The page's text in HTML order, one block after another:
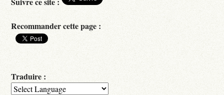
Recommander cette page :
Traduire :